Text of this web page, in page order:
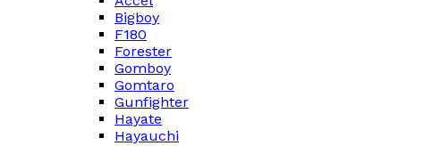
Bigboy
F180
Forester
Gomboy
Gomtaro
Gunfighter
Hayate
Hayauchi